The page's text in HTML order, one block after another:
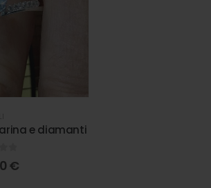
e diamanti
5
€